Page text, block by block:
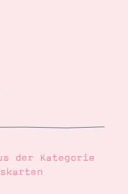
der Kategorie